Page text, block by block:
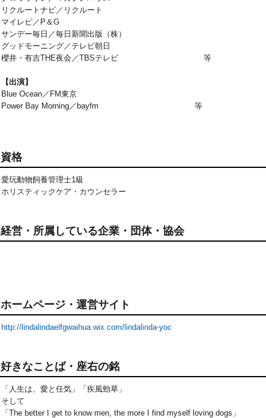
リクルートナビ／リクルート
マイレピ／P＆G
サンデー毎日／毎日新聞出版（株）
グッドモーニング／テレビ朝日
櫻井・有吉THE夜会／TBSテレビ 等
【出演】
Blue Ocean／FM東京
Power Bay Morning／bayfm 等
資格
愛玩動物飼養管理士1級
ホリスティックケア・カウンセラー
経営・所属している企業・団体・協会
ホームページ・運営サイト
http://lindalindaelfgwaihua.wix.com/lindalinda-yoc
好きなことば・座右の銘
「人生は、愛と任気」「疾風勁草」
そして
「The better I get to know men, the more I find myself loving dogs」